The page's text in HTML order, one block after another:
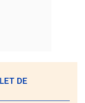
DE